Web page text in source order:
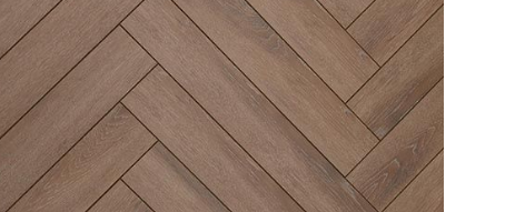
Минерально-каменный ламинат
Ковролин